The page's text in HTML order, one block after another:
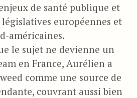
de santé publique et
européennes et
américaines.
le sujet ne devienne un
en France, Aurélien a
comme une source de
couvrant aussi bien